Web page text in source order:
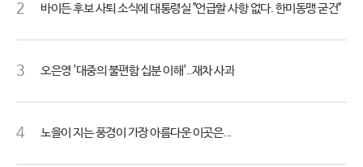
2 바이든 후보 사퇴 소식에 대통령실 "언급할 사항 없다. 한미동맹 굳건"
3 오은영 '대중의 불편함 십분 이해'..재차 사과
4 노을이 지는 풍경이 가장 아름다운 이곳은...